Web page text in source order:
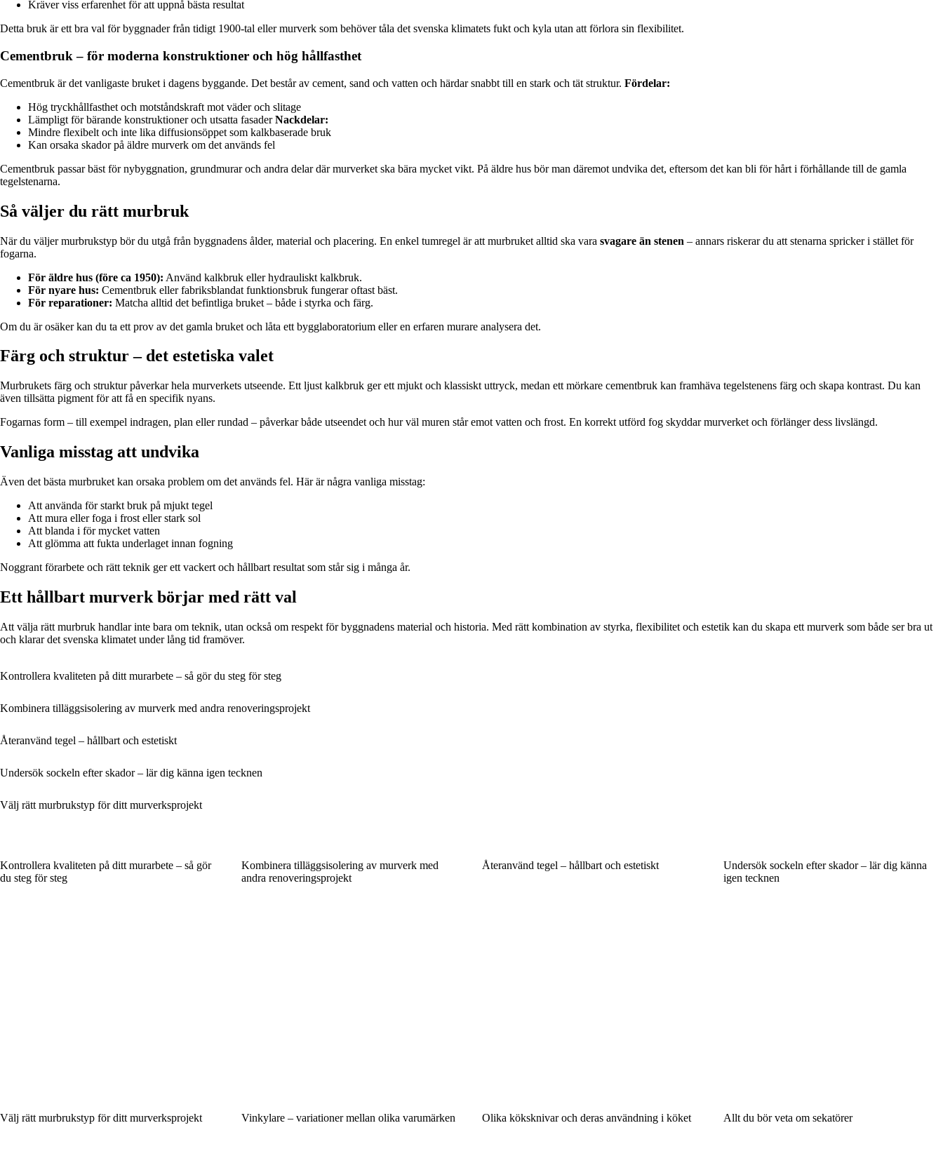
Kräver viss erfarenhet för att uppnå bästa resultat
Detta bruk är ett bra val för byggnader från tidigt 1900-tal eller murverk som behöver tåla det svenska klimatets fukt och kyla utan att förlora sin flexibilitet.
Cementbruk – för moderna konstruktioner och hög hållfasthet
Cementbruk är det vanligaste bruket i dagens byggande. Det består av cement, sand och vatten och härdar snabbt till en stark och tät struktur. Fördelar:
Hög tryckhållfasthet och motståndskraft mot väder och slitage
Lämpligt för bärande konstruktioner och utsatta fasaderNackdelar:
Mindre flexibelt och inte lika diffusionsöppet som kalkbaserade bruk
Kan orsaka skador på äldre murverk om det används fel
Cementbruk passar bäst för nybyggnation, grundmurar och andra delar där murverket ska bära mycket vikt. På äldre hus bör man däremot undvika det, eftersom det kan bli för hårt i förhållande till de gamla
tegelstenarna.
Så väljer du rätt murbruk
När du väljer murbrukstyp bör du utgå från byggnadens ålder, material och placering. En enkel tumregel är att murbruket alltid ska vara svagare än stenen – annars riskerar du att stenarna spricker i stället för
fogarna.
För äldre hus (före ca 1950): Använd kalkbruk eller hydrauliskt kalkbruk.
För nyare hus: Cementbruk eller fabriksblandat funktionsbruk fungerar oftast bäst.
För reparationer: Matcha alltid det befintliga bruket – både i styrka och färg.
Om du är osäker kan du ta ett prov av det gamla bruket och låta ett bygglaboratorium eller en erfaren murare analysera det.
Färg och struktur – det estetiska valet
Murbrukets färg och struktur påverkar hela murverkets utseende. Ett ljust kalkbruk ger ett mjukt och klassiskt uttryck, medan ett mörkare cementbruk kan framhäva tegelstenens färg och skapa kontrast. Du kan
även tillsätta pigment för att få en specifik nyans.
Fogarnas form – till exempel indragen, plan eller rundad – påverkar både utseendet och hur väl muren står emot vatten och frost. En korrekt utförd fog skyddar murverket och förlänger dess livslängd.
Vanliga misstag att undvika
Även det bästa murbruket kan orsaka problem om det används fel. Här är några vanliga misstag:
Att använda för starkt bruk på mjukt tegel
Att mura eller foga i frost eller stark sol
Att blanda i för mycket vatten
Att glömma att fukta underlaget innan fogning
Noggrant förarbete och rätt teknik ger ett vackert och hållbart resultat som står sig i många år.
Ett hållbart murverk börjar med rätt val
Att välja rätt murbruk handlar inte bara om teknik, utan också om respekt för byggnadens material och historia. Med rätt kombination av styrka, flexibilitet och estetik kan du skapa ett murverk som både ser bra ut
och klarar det svenska klimatet under lång tid framöver.
Kontrollera kvaliteten på ditt murarbete – så gör du steg för steg
Kombinera tilläggsisolering av murverk med andra renoveringsprojekt
Återanvänd tegel – hållbart och estetiskt
Undersök sockeln efter skador – lär dig känna igen tecknen
Välj rätt murbrukstyp för ditt murverksprojekt
Kontrollera kvaliteten på ditt murarbete – så gör
du steg för steg
Kombinera tilläggsisolering av murverk med
andra renoveringsprojekt
Återanvänd tegel – hållbart och estetiskt
Undersök sockeln efter skador – lär dig känna
igen tecknen
Välj rätt murbrukstyp för ditt murverksprojekt Vinkylare – variationer mellan olika varumärken Olika köksknivar och deras användning i köket Allt du bör veta om sekatörer